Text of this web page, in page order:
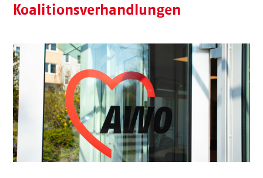
Koalitionsverhandlungen